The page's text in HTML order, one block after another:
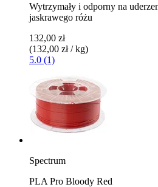
Wytrzymały i odporny na
jaskrawego różu
132,00 zł
(132,00 zł / kg)
5.0 (1)
Spectrum
PLA Pro Bloody Red